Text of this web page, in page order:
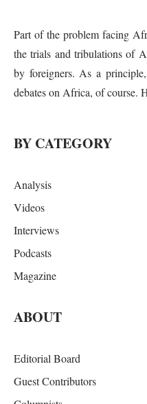
Part of the problem facing
the trials and tribulations of
by foreigners. As a
debates on Africa, of course.
BY CATEGORY
Analysis
Videos
Interviews
Podcasts
Magazine
ABOUT
Editorial Board
Guest Contributors